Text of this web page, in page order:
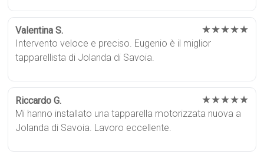
Valentina S. ★★★★★
Intervento veloce e preciso. Eugenio è il miglior
tapparellista di Jolanda di Savoia.
Riccardo G. ★★★★★
Mi hanno installato una tapparella motorizzata nuova a
Jolanda di Savoia. Lavoro eccellente.